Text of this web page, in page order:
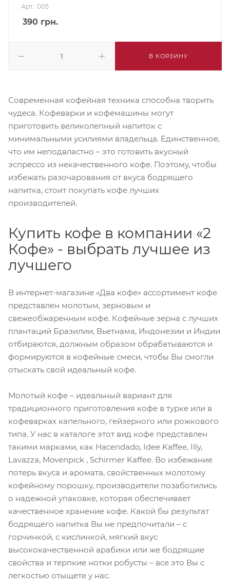
Арт.: 005
390 грн.
В КОРЗИНУ
Современная кофейная техника способна творить
чудеса. Кофеварки и кофемашины могут
приготовить великолепный напиток с
минимальными усилиями владельца. Единственное,
что им неподвластно – это готовить вкусный
эспрессо из некачественного кофе. Поэтому, чтобы
избежать разочарования от вкуса бодрящего
напитка, стоит покупать кофе лучших
производителей.
Купить кофе в компании «2
Кофе» - выбрать лучшее из
лучшего
В интернет-магазине «Два кофе» ассортимент кофе
представлен молотым, зерновым и
свежеобжаренным кофе. Кофейные зерна с лучших
плантаций Бразилии, Вьетнама, Индонезии и Индии
отбираются, должным образом обрабатываются и
формируются в кофейные смеси, чтобы Вы смогли
отыскать свой идеальный кофе.
Молотый кофе – идеальный вариант для
традиционного приготовления кофе в турке или в
кофеварках капельного, гейзерного или рожкового
типа. У нас в каталоге этот вид кофе представлен
такими марками, как Hacendado, Idee Kaffee, Illy,
Lavazza, Movenpick , Schirmer Kaffee. Во избежание
потерь вкуса и аромата, свойственных молотому
кофейному порошку, производители позаботились
о надежной упаковке, которая обеспечивает
качественное хранение кофе. Какой бы результат
бодрящего напитка Вы не предпочитали – с
горчинкой, с кислинкой, мягкий вкус
высококачественной арабики или же бодрящие
свойства и терпкие нотки робусты – все это Вы с
легкостью отыщете у нас.